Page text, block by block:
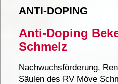
ANTI-DOPING
Anti-Doping
Schmelz
Nachwuchsförderung,
Säulen des RV Möve